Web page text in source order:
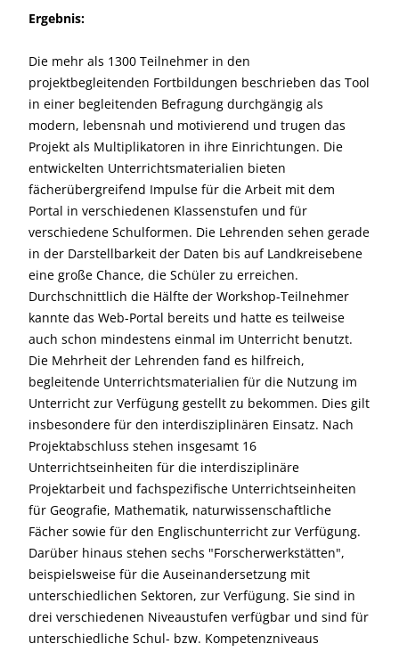
Ergebnis:
Die mehr als 1300 Teilnehmer in den
projektbegleitenden Fortbildungen beschrieben das Tool
in einer begleitenden Befragung durchgängig als
modern, lebensnah und motivierend und trugen das
Projekt als Multiplikatoren in ihre Einrichtungen. Die
entwickelten Unterrichtsmaterialien bieten
fächerübergreifend Impulse für die Arbeit mit dem
Portal in verschiedenen Klassenstufen und für
verschiedene Schulformen. Die Lehrenden sehen gerade
in der Darstellbarkeit der Daten bis auf Landkreisebene
eine große Chance, die Schüler zu erreichen.
Durchschnittlich die Hälfte der Workshop-Teilnehmer
kannte das Web-Portal bereits und hatte es teilweise
auch schon mindestens einmal im Unterricht benutzt.
Die Mehrheit der Lehrenden fand es hilfreich,
begleitende Unterrichtsmaterialien für die Nutzung im
Unterricht zur Verfügung gestellt zu bekommen. Dies gilt
insbesondere für den interdisziplinären Einsatz. Nach
Projektabschluss stehen insgesamt 16
Unterrichtseinheiten für die interdisziplinäre
Projektarbeit und fachspezifische Unterrichtseinheiten
für Geografie, Mathematik, naturwissenschaftliche
Fächer sowie für den Englischunterricht zur Verfügung.
Darüber hinaus stehen sechs "Forscherwerkstätten",
beispielsweise für die Auseinandersetzung mit
unterschiedlichen Sektoren, zur Verfügung. Sie sind in
drei verschiedenen Niveaustufen verfügbar und sind für
unterschiedliche Schul- bzw. Kompetenzniveaus